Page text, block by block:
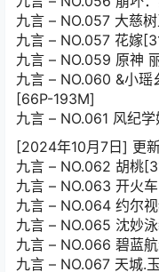
九言 – NO.057 大慈
九言 – NO.057 花嫁
九言 – NO.059 原神
九言 – NO.060 &小瑶
[66P-193M]
九言 – NO.061 风纪
[2024年10月7日] 更新
九言 – NO.062 胡桃
九言 – NO.063 开火
九言 – NO.064 约尔
九言 – NO.065 沈妙
九言 – NO.066 碧蓝
九言 – NO.067 天城.